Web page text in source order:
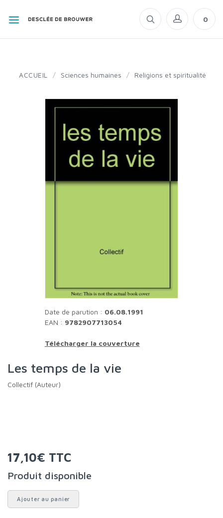
0
ACCUEIL / Sciences humaines / Religions et spiritualité
Date de parution : 06.08.1991
EAN : 9782907713054
Télécharger la couverture
Les temps de la vie
Collectif (Auteur)
17,10€ TTC
Produit disponible
Ajouter au panier